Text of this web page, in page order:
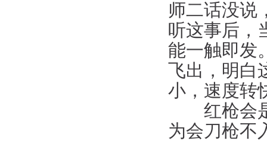
师二话没说
听这事后，
能一触即发
飞出，明白
小，速度转
红枪会是
为会刀枪不